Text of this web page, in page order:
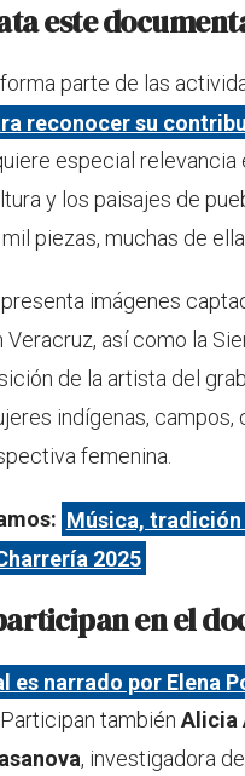
este
parte de las
reconocer su
especial
y los paisajes de
piezas, muchas de
imágenes
Veracruz, así como la
de la artista del
indígenas,
femenina.
Música, tradición
2025
en el
es narrado por Elena
también Alicia
, investigadora